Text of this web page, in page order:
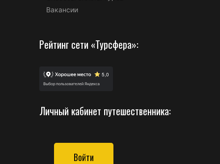
Вакансии
Рейтинг сети «Турсфера»:
Личный кабинет путешественника:
Войти